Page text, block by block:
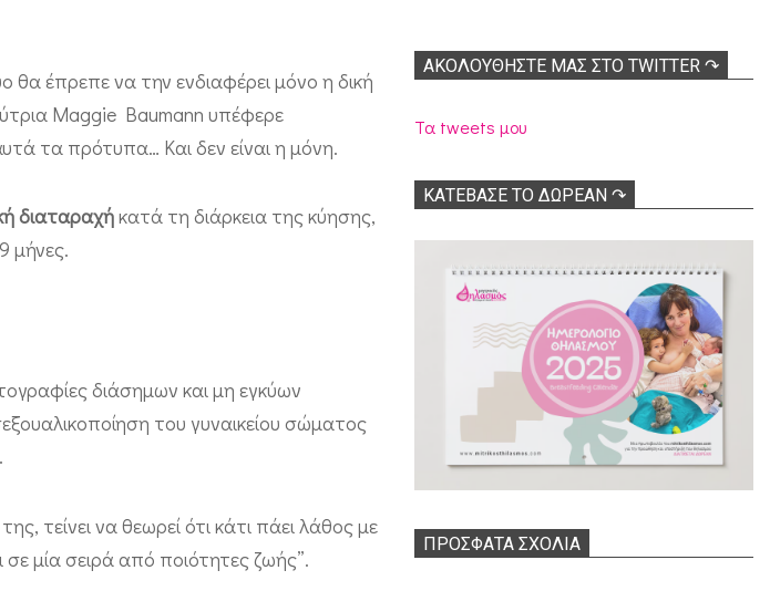
έπρεπε να την ενδιαφέρει μόνο η δική
Maggie Baumann υπέφερε
τα πρότυπα… Και δεν είναι η μόνη.
διαταραχήκατά τη διάρκεια της κύησης,
μήνες.
διάσημων και μη εγκύων
του γυναικείου σώματος
τείνει να θεωρεί ότι κάτι πάει λάθος με
μία σειρά από ποιότητες ζωής”.
ΑΚΟΛΟΥΘΉΣΤΕ ΜΑΣ ΣΤΟ TWITTER ↷
Τα tweets μου
ΚΑΤΕΒΑΣΕ ΤΟ ΔΩΡΕΑΝ ↷
ΠΡΌΣΦΑΤΑ ΣΧΌΛΙΑ